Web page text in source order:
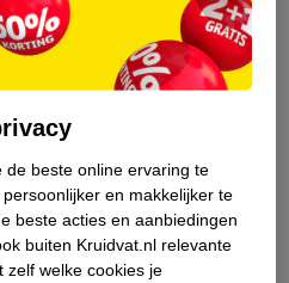
je werk.
wat met je ogen is!
of oogkompres te dragen.
Verzwaringsoogmasker. Dit
Het masker is gevuld met
bepaalde punten druk op je
de beste online ervaring te
en makkelijker te
beste acties en aanbiedingen
buiten Kruidvat.nl relevante
zelf welke cookies je